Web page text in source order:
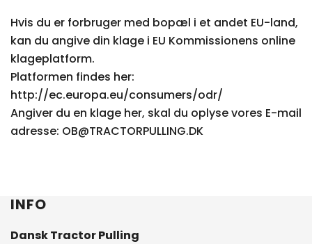
Hvis du er forbruger med bopæl i et andet EU-land,
kan du angive din klage i EU Kommissionens online
klageplatform.
Platformen findes her:
http://ec.europa.eu/consumers/odr/
Angiver du en klage her, skal du oplyse vores E-mail
adresse: OB@TRACTORPULLING.DK
INFO
Dansk Tractor Pulling